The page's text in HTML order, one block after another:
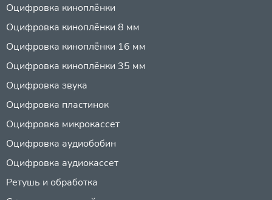
Оцифровка киноплёнки
Оцифровка киноплёнки 8 мм
Оцифровка киноплёнки 16 мм
Оцифровка киноплёнки 35 мм
Оцифровка звука
Оцифровка пластинок
Оцифровка микрокассет
Оцифровка аудиобобин
Оцифровка аудиокассет
Ретушь и обработка